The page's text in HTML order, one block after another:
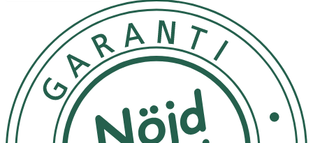
Stomivård – bandage
En bra kontakt mellan hud & bandage är avgörande för
att undvika läckage. Därför kan ett starkt häftämne
krävas, som kan orsaka obehag, smärta och hudskador
vid avlägsnande av bandage. Trio Elite® kan avlägsna
även mycket starka häftämnen snabbt & effektivt.